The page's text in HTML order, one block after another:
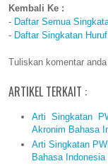
Kembali Ke :
- Daftar Semua
- Daftar Singkatan
Tuliskan komentar
ARTIKEL TERKAIT :
Arti Singkatan
Akronim Bahasa
Arti Singkatan
Bahasa Indonesia